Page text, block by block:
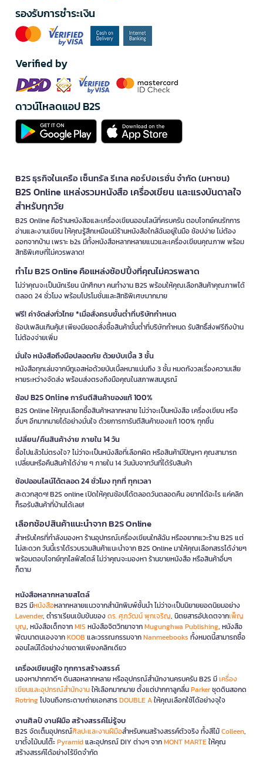
รองรับการชำระเงิน
Verified by
ดาวน์โหลดแอป B2S
B2S ธุรกิจในเครือ เซ็นทรัล รีเทล คอร์ปอเรชั่น จำกัด (มหาชน)
B2S Online แหล่งรวมหนังสือ เครื่องเขียน และแรงบันดาลใจ
สำหรับทุกวัย
B2S Online คือร้านหนังสือและเครื่องเขียนออนไลน์ที่ครบครัน ตอบโจทย์คนรักการ
อ่านและงานเขียน ให้คุณรู้สึกเหมือนมีร้านหนังสือใกล้ฉันอยู่ในมือ ช้อปง่าย ไม่ต้อง
ออกจากบ้าน เพราะ b2s มีทั้งหนังสือหลากหลายแนวและเครื่องเขียนคุณภาพ พร้อม
สิทธิพิเศษที่ไม่ควรพลาด!
ทำไม B2S Online คือแหล่งช้อปปิ้งที่คุณไม่ควรพลาด
ไม่ว่าคุณจะเป็นนักเรียน นักศึกษา คนทำงาน B2S พร้อมให้คุณเลือกสินค้าคุณภาพได้
ตลอด 24 ชั่วโมง พร้อมโปรโมชั่นและสิทธิพิเศษมากมาย
ฟรี! ค่าจัดส่งทั่วไทย *เมื่อสั่งครบขั้นต่ำที่บริษัทกำหนด
ช้อปเพลินเกินคุ้ม! เพียงมียอดสั่งซื้อสินค้าขั้นต่ำที่บริษัทกำหนด รับสิทธิ์ส่งฟรีถึงบ้าน
ไม่ต้องจ่ายเพิ่ม
มั่นใจ หนังสือถึงมือปลอดภัย ด้วยบับเบิ้ล 3 ชั้น
หนังสือทุกเล่มจากบีทูเอสห่อด้วยบับเบิ้ลหนาแน่นถึง 3 ชั้น หมดกังวลเรื่องความเสีย
หายระหว่างจัดส่ง พร้อมส่งตรงถึงมือคุณในสภาพสมบูรณ์
ช้อป B2S Online การันตีสินค้าของแท้ 100%
B2S Online ให้คุณเลือกซื้อสินค้าหลากหลาย ไม่ว่าจะเป็นหนังสือ เครื่องเขียน หรือ
อื่นๆ อีกมากมายได้อย่างมั่นใจ ด้วยการการันตีสินค้าของแท้ 100% ทุกชิ้น
เปลี่ยน/คืนสินค้าง่าย ภายใน 14 วัน
ซื้อไปแล้วไม่ตรงใจ? ไม่ว่าจะเป็นหนังสือที่เลือกผิด หรือสินค้ามีปัญหา คุณสามารถ
เปลี่ยนหรือคืนสินค้าได้ง่าย ๆ ภายใน 14 วันนับจากวันที่ได้รับสินค้า
ช้อปออนไลน์ได้ตลอด 24 ชั่วโมง ทุกที่ ทุกเวลา
สะดวกสุดๆ! B2S online เปิดให้คุณช้อปได้ตลอดวันตลอดคืน อยากได้อะไร แค่คลิก
ก็รอรับสินค้าที่บ้านได้เลย!
เลือกช้อปสินค้าแนะนำจาก B2S Online
สำหรับใครที่กำลังมองหา ร้านอุปกรณ์เครื่องเขียนใกล้ฉัน หรืออยากแวะร้าน B2S แต่
ไม่สะดวก วันนี้เราได้รวบรวมสินค้าแนะนำจาก B2S Online มาให้คุณเลือกสรรได้ง่ายๆ
พร้อมตอบโจทย์ทุกไลฟ์สไตล์ ไม่ว่าคุณจะมองหา ร้านขายหนังสือ หรือสินค้าอื่นๆ
ก็ตาม
หนังสือหลากหลายสไตล์
B2S มีหนังสือหลากหลายแนวจากสำนักพิมพ์ชั้นนำ ไม่ว่าจะเป็นนิยายยอดนิยมอย่าง
Lavender, ตำราเรียนเข้มข้นของดร. ศุภวัฒน์ พุกเจริญ, นิตยสารอัปเดตจากเพ็ญ
บุญ, หนังสือเด็กจากMIS หนังสือจิตวิทยาจากMugunghwa Publishing, หนังสือ
พัฒนาตนเองจากKOOB และวรรณกรรมจากNanmeebooks ทั้งหมดนี้สามารถซื้อ
ออนไลน์ได้อย่างง่ายดายเพียงคลิกเดียว
เครื่องเขียนคู่ใจ ทุกการสร้างสรรค์
มองหาปากกาดีๆ ดินสอหลากหลาย หรืออุปกรณ์สำนักงานครบครัน B2S มีเครื่อง
เขียนและอุปกรณ์สำนักงานให้เลือกมากมาย ตั้งแต่ปากกาลูกลื่นParkerชุดดินสอกด
Rotringไปจนถึงกระดาษถ่ายเอกสารDOUBLE Aให้คุณเลือกใช้ได้อย่างจุใจ
งานศิลป์ งานฝีมือ สร้างสรรค์ไม่รู้จบ
B2S จัดเต็มอุปกรณ์ศิลปะและงานฝีมือสำหรับคนสร้างสรรค์ตัวจริง ทั้งสีไม้Colleen,
ขาตั้งไม้บนโต๊ะPyramidและอุปกรณ์ DIY ต่างๆ จากMONT MARTEให้คุณ
สร้างสรรค์ได้อย่างไร้ขีดจำกัด